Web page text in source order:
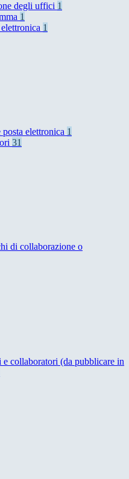
degli uffici 1
1
1
elettronica 1
31
di collaborazione o
e collaboratori (da pubblicare in